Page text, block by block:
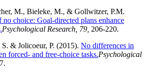
M., Bieleke, M., & Gollwitzer, P.M.
no choice: Goal-directed plans enhance
Psychological Research, 79, 206-220.
& Jolicoeur, P. (2015). No differences in
forced- and free-choice tasks.Psychological